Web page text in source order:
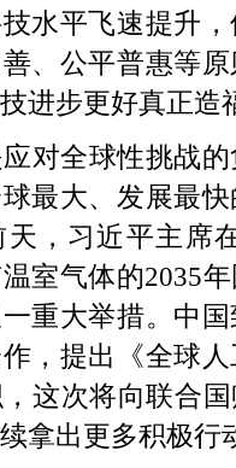
水平飞速提升
、公平普惠等
进步更好真正造
对全球性挑战
最大、发展最
，习近平主席
室气体的2035
重大举措。中
，提出《全球
这次将向联合
拿出更多积极